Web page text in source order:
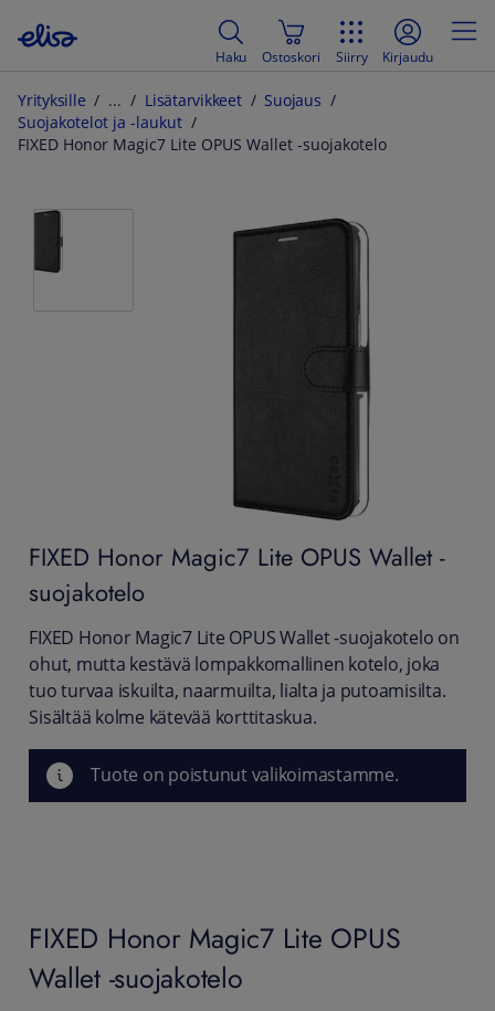
Haku Ostoskori Siirry Kirjaudu
Yrityksille Lisätarvikkeet
Suojaus
Suojakotelot ja -laukut
FIXED Honor Magic7 Lite OPUS Wallet -suojakotelo
FIXED Honor Magic7 Lite OPUS Wallet -
suojakotelo
FIXED Honor Magic7 Lite OPUS Wallet -suojakotelo on
ohut, mutta kestävä lompakkomallinen kotelo, joka
tuo turvaa iskuilta, naarmuilta, lialta ja putoamisilta.
Sisältää kolme kätevää korttitaskua.
Tuote on poistunut valikoimastamme.
FIXED Honor Magic7 Lite OPUS
Wallet -suojakotelo